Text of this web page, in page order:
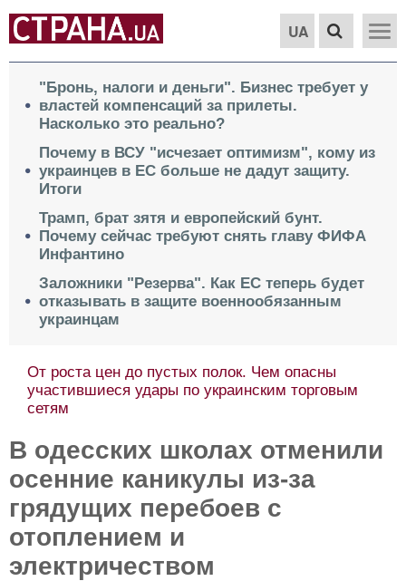
UA
"Бронь, налоги и деньги". Бизнес требует у
властей компенсаций за прилеты.
Насколько это реально?
Почему в ВСУ "исчезает оптимизм", кому из
украинцев в ЕС больше не дадут защиту.
Итоги
Трамп, брат зятя и европейский бунт.
Почему сейчас требуют снять главу ФИФА
Инфантино
Заложники "Резерва". Как ЕС теперь будет
отказывать в защите военнообязанным
украинцам
От роста цен до пустых полок. Чем опасны
участившиеся удары по украинским торговым
сетям
В одесских школах отменили
осенние каникулы из-за
грядущих перебоев с
отоплением и
электричеством